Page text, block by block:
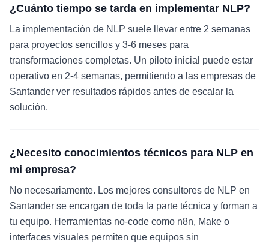
¿Cuánto tiempo se tarda en implementar NLP?
La implementación de NLP suele llevar entre 2 semanas
para proyectos sencillos y 3-6 meses para
transformaciones completas. Un piloto inicial puede estar
operativo en 2-4 semanas, permitiendo a las empresas de
Santander ver resultados rápidos antes de escalar la
solución.
¿Necesito conocimientos técnicos para NLP en
mi empresa?
No necesariamente. Los mejores consultores de NLP en
Santander se encargan de toda la parte técnica y forman a
tu equipo. Herramientas no-code como n8n, Make o
interfaces visuales permiten que equipos sin